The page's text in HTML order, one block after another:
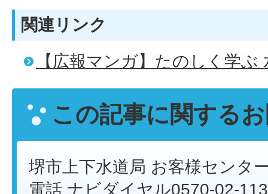
関連リンク
【広報マンガ】たのしく学ぶ
この記事に関する
堺市上下水道局 お客様センタ
電話 ナビダイヤル0570-02-